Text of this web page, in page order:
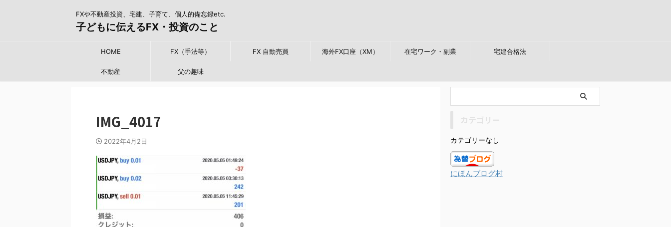
FXや不動産投資、宅建、子育て、個人的備忘録etc.
子どもに伝えるFX・投資のこと
HOME FX（手法等） FX 自動売買 海外FX口座（XM） 在宅ワーク・副業 宅建合格法
不動産 父の趣味
IMG_4017
2022年4月2日 カテゴリーなし
にほんブログ村